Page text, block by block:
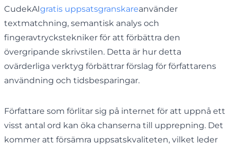
CudekAIgratis uppsatsgranskareanvänder
textmatchning, semantisk analys och
fingeravtryckstekniker för att förbättra den
övergripande skrivstilen. Detta är hur detta
ovärderliga verktyg förbättrar förslag för författarens
användning och tidsbesparingar.
Författare som förlitar sig på internet för att uppnå ett
visst antal ord kan öka chanserna till upprepning. Det
kommer att försämra uppsatskvaliteten, vilket leder